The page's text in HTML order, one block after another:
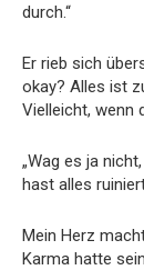
durch.“
Er rieb sich
okay? Alles ist
Vielleicht, wenn
„Wag es ja
hast alles
Mein Herz
Karma hatte